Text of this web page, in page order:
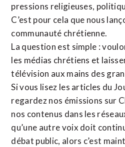
pressions religieuses,
C’est pour cela que nous
communauté chrétienne.
La question est simple :
les médias chrétiens et
télévision aux mains des
Si vous lisez les articles du
regardez nos émissions sur
nos contenus dans les
qu’une autre voix doit
débat public, alors c’est